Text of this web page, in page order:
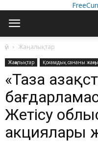
үй Жаңалықтар
Жаңалықтар Қоғамдық сананы
«Таза
Жетісу
акциялары